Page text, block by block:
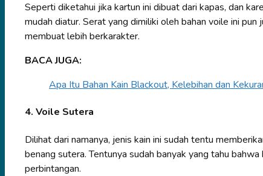
Seperti diketahui jika kartun ini dibuat dari kapas, dan
mudah diatur. Serat yang dimiliki oleh bahan voile ini
membuat lebih berkarakter.
BACA JUGA:
Apa Itu Bahan Kain Blackout, Kelebihan dan
4. Voile Sutera
Dilihat dari namanya, jenis kain ini sudah tentu
benang sutera. Tentunya sudah banyak yang tahu
perbintangan.